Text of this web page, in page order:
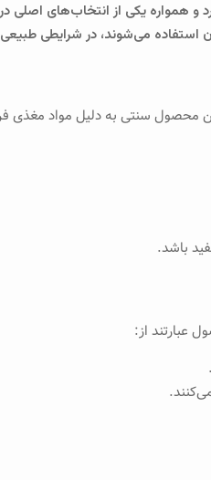
همواره یکی از انتخاب‌های اصلی
می‌شوند، در شرایطی
سنتی به دلیل مواد مغذی
باشد.
عبارتند از: